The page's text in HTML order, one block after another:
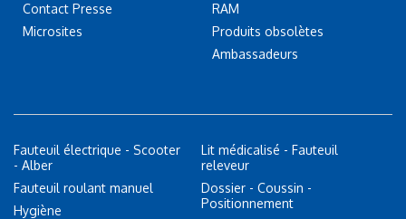
Contact Presse
Microsites
RAM
Produits obsolètes
Ambassadeurs
Fauteuil électrique - Scooter
- Alber
Fauteuil roulant manuel
Hygiène
Lit médicalisé - Fauteuil
releveur
Dossier - Coussin -
Positionnement